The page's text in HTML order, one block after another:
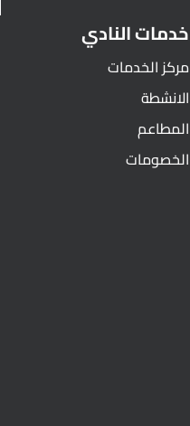
خدمات النادي
مركز الخدمات
الانشطة
المطاعم
الخصومات